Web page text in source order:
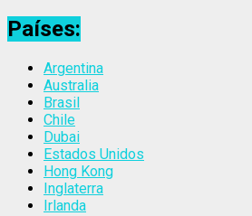
Países:
Argentina
Australia
Brasil
Chile
Dubai
Estados Unidos
Hong Kong
Inglaterra
Irlanda